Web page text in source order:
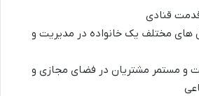
قنادی
مختلف یک خانواده در مدیریت و
و مستمر مشتریان در فضای مجازی و